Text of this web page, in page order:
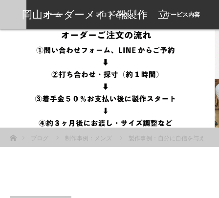
岡山オーダーメイド靴製作 立
岡靴工房
ホーム プロフィール サービス内容
ブログ
制作事例：メンズ 製作事例：自分に自信を与え